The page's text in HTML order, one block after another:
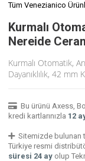
Tüm Venezianico
Kurmalı
Nereide
Kurmalı Otomatik,
Dayanıklılık, 42
Bu ürünü Axess,
kredi kartlarınızla 12
Sitemizde bulunan
Türkiye resmi
süresi 24 ay olup